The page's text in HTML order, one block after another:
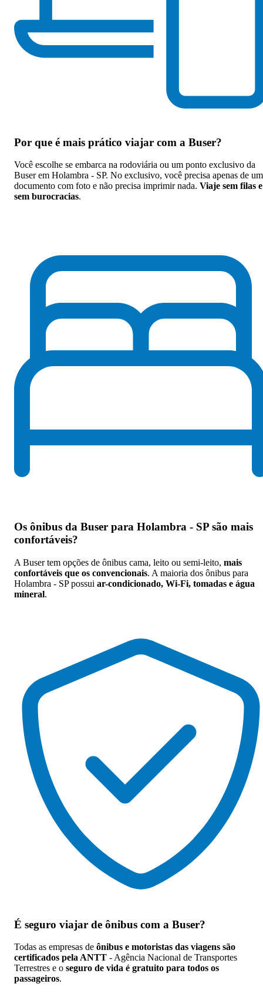
Por que é mais prático viajar com a Buser?
Você escolhe se embarca na rodoviária ou um ponto exclusivo da
Buser em Holambra - SP. No exclusivo, você precisa apenas de um
documento com foto e não precisa imprimir nada. Viaje sem filas e
sem burocracias.
Os ônibus da Buser para Holambra - SP são mais
confortáveis?
A Buser tem opções de ônibus cama, leito ou semi-leito, mais
confortáveis que os convencionais. A maioria dos ônibus para
Holambra - SP possui ar-condicionado, Wi-Fi, tomadas e água
mineral.
É seguro viajar de ônibus com a Buser?
Todas as empresas de ônibus e motoristas das viagens são
certificados pela ANTT - Agência Nacional de Transportes
Terrestres e o seguro de vida é gratuito para todos os
passageiros.